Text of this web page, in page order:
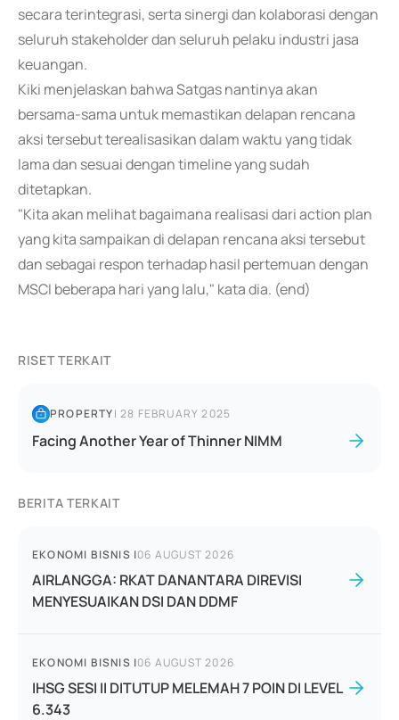
secara terintegrasi, serta sinergi dan kolaborasi dengan
seluruh stakeholder dan seluruh pelaku industri jasa
keuangan.
Kiki menjelaskan bahwa Satgas nantinya akan
bersama-sama untuk memastikan delapan rencana
aksi tersebut terealisasikan dalam waktu yang tidak
lama dan sesuai dengan timeline yang sudah
ditetapkan.
"Kita akan melihat bagaimana realisasi dari action plan
yang kita sampaikan di delapan rencana aksi tersebut
dan sebagai respon terhadap hasil pertemuan dengan
MSCI beberapa hari yang lalu," kata dia. (end)
RISET TERKAIT
PROPERTY|28 FEBRUARY 2025
Facing Another Year of Thinner NIMM
BERITA TERKAIT
EKONOMI BISNIS |06 AUGUST 2026
AIRLANGGA: RKAT DANANTARA DIREVISI
MENYESUAIKAN DSI DAN DDMF
EKONOMI BISNIS |06 AUGUST 2026
IHSG SESI II DITUTUP MELEMAH 7 POIN DI LEVEL
6.343